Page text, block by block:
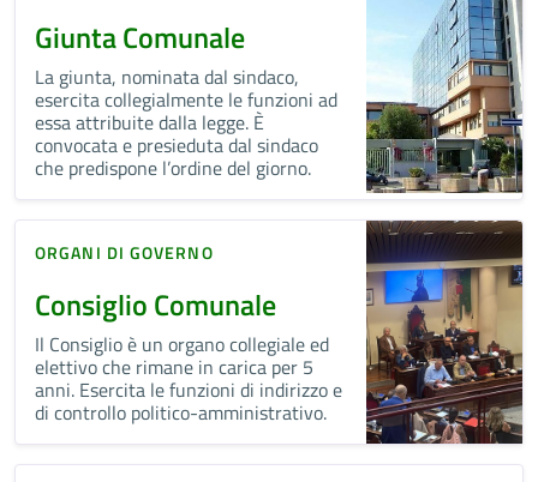
Giunta Comunale
La giunta, nominata dal sindaco,
esercita collegialmente le funzioni ad
essa attribuite dalla legge. È
convocata e presieduta dal sindaco
che predispone l’ordine del giorno.
ORGANI DI GOVERNO
Consiglio Comunale
Il Consiglio è un organo collegiale ed
elettivo che rimane in carica per 5
anni. Esercita le funzioni di indirizzo e
di controllo politico-amministrativo.